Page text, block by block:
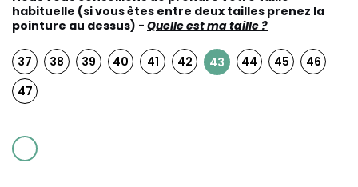
habituelle (si vous êtes entre deux tailles prenez la
pointure au dessus) - Quelle est ma taille ?
37 38 39 40 41 42 43 44 45
46
47